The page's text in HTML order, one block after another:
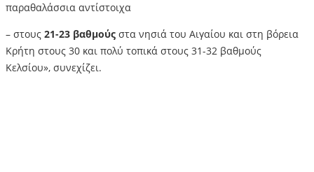
παραθαλάσσια αντίστοιχα
– στους 21-23 βαθμούς στα νησιά του Αιγαίου και στη βόρεια
Κρήτη στους 30 και πολύ τοπικά στους 31-32 βαθμούς
Κελσίου», συνεχίζει.